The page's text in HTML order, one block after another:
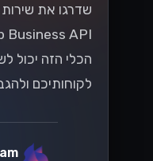
שדרגו את
הכלי הזה יכול
לקוחותיכם